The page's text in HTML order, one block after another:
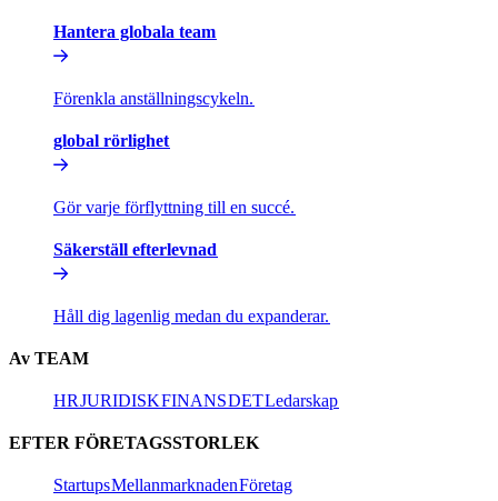
Hantera globala team​​
Förenkla anställningscykeln.​​
global rörlighet​​
Gör varje förflyttning till en succé.​​
Säkerställ efterlevnad​​
Håll dig lagenlig medan du expanderar.​​
Av TEAM​​
HR​​JURIDISK​​FINANS​​DET​​Ledarskap​​
EFTER FÖRETAGSSTORLEK​​
Startups​​Mellanmarknaden​​Företag​​